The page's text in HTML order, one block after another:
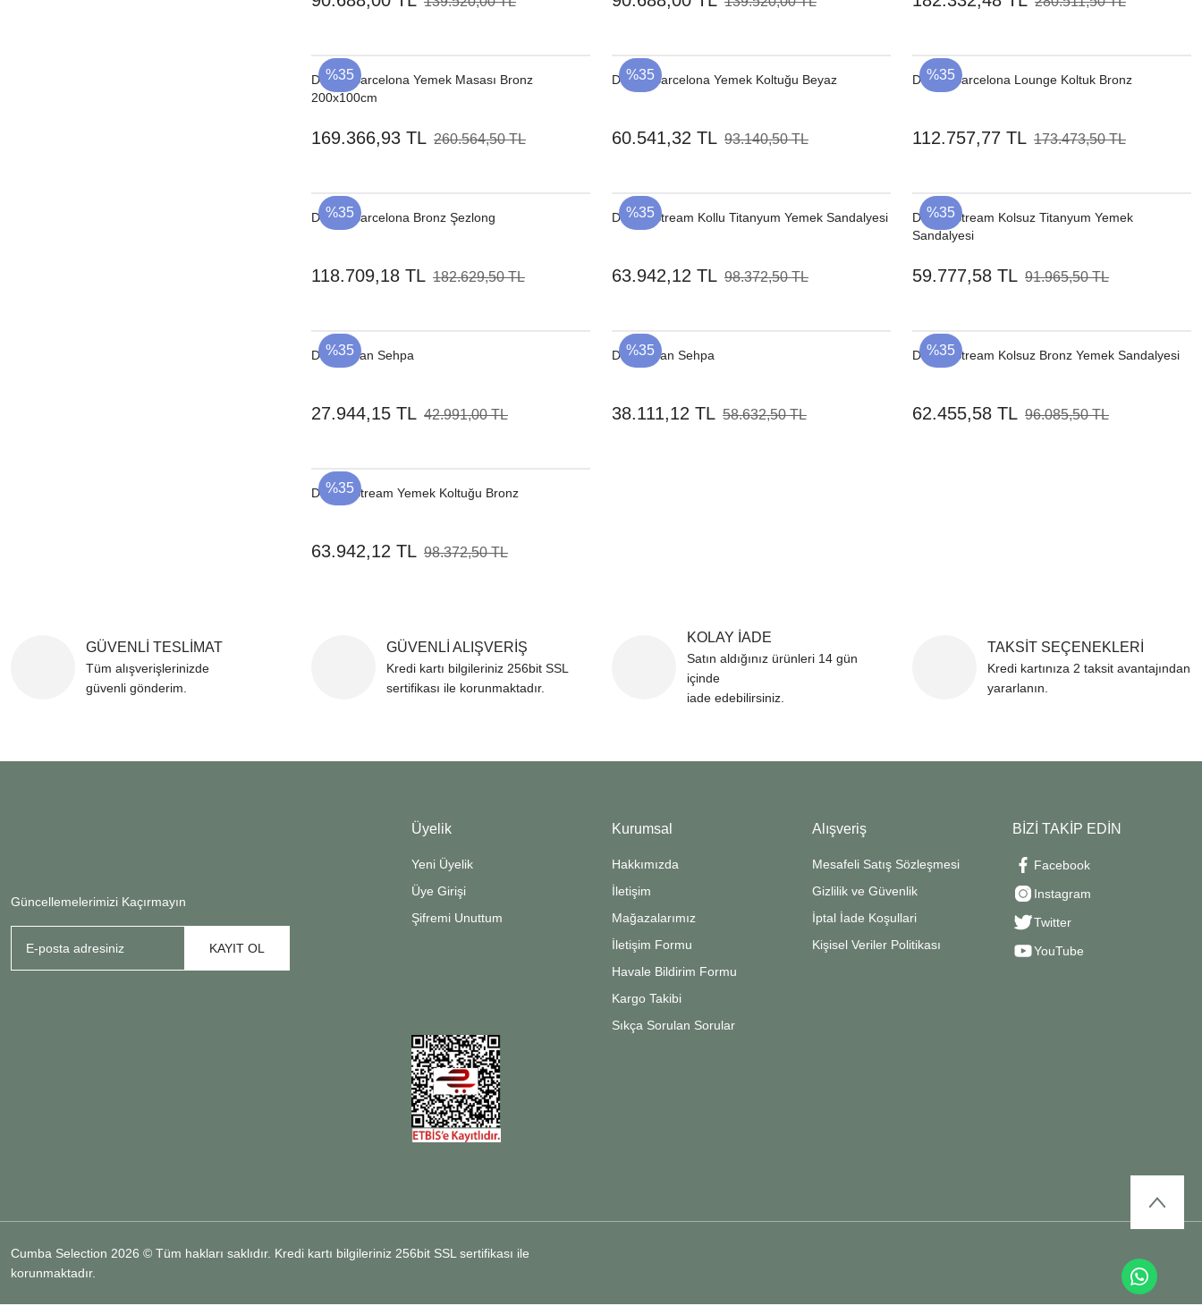
%35
Dedon Barcelona Yemek Masası Bronz
200x100cm
169.366,93 TL 260.564,50 TL
%35
Dedon Barcelona Yemek Koltuğu Beyaz
60.541,32 TL 93.140,50 TL
%35
Dedon Barcelona Lounge Koltuk Bronz
112.757,77 TL 173.473,50 TL
%35
Dedon Barcelona Bronz Şezlong
118.709,18 TL 182.629,50 TL
%35
Dedon Stream Kollu Titanyum Yemek Sandalyesi
63.942,12 TL 98.372,50 TL
%35
Dedon Stream Kolsuz Titanyum Yemek
Sandalyesi
59.777,58 TL 91.965,50 TL
%35
Dedon Yan Sehpa
27.944,15 TL 42.991,00 TL
%35
Dedon Yan Sehpa
38.111,12 TL 58.632,50 TL
%35
Dedon Stream Kolsuz Bronz Yemek Sandalyesi
62.455,58 TL 96.085,50 TL
%35
Dedon Stream Yemek Koltuğu Bronz
63.942,12 TL 98.372,50 TL
GÜVENLİ TESLİMAT
Tüm alışverişlerinizde
güvenli gönderim.
GÜVENLİ ALIŞVERİŞ
Kredi kartı bilgileriniz 256bit SSL
sertifikası ile korunmaktadır.
KOLAY İADE
Satın aldığınız ürünleri 14 gün
içinde
iade edebilirsiniz.
TAKSİT SEÇENEKLERİ
Kredi kartınıza 2 taksit avantajından
yararlanın.
Güncellemelerimizi Kaçırmayın
KAYIT OL
Üyelik
Yeni Üyelik
Üye Girişi
Şifremi Unuttum
Kurumsal
Hakkımızda
İletişim
Mağazalarımız
İletişim Formu
Havale Bildirim Formu
Kargo Takibi
Sıkça Sorulan Sorular
Alışveriş
Mesafeli Satış Sözleşmesi
Gizlilik ve Güvenlik
İptal İade Koşullari
Kişisel Veriler Politikası
BİZİ TAKİP EDİN
Facebook
Instagram
Twitter
YouTube
Cumba Selection 2026 © Tüm hakları saklıdır. Kredi kartı bilgileriniz 256bit SSL sertifikası ile
korunmaktadır.